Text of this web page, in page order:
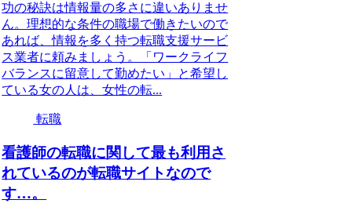
功の秘訣は情報量の多さに違いありませ
ん。理想的な条件の職場で働きたいので
あれば、情報を多く持つ転職支援サービ
ス業者に頼みましょう。「ワークライフ
バランスに留意して勤めたい」と希望し
ている女の人は、女性の転...
転職
看護師の転職に関して最も利用さ
れているのが転職サイトなので
す…。